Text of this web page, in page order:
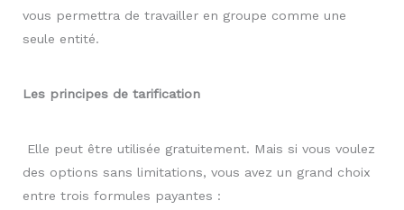
vous permettra de travailler en groupe comme une
seule entité.
Les principes de tarification
Elle peut être utilisée gratuitement. Mais si vous voulez
des options sans limitations, vous avez un grand choix
entre trois formules payantes :